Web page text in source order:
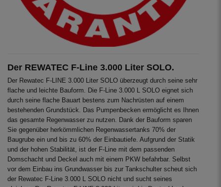
Der REWATEC F-Line 3.000 Liter SOLO.
Der Rewatec F-LINE 3.000 Liter SOLO überzeugt durch seine sehr
flache und leichte Bauform. Die F-Line 3.000 L SOLO eignet sich
durch seine flache Bauart bestens zum Nachrüsten auf einem
bestehenden Grundstück. Das Pumpenbecken ermöglicht es Ihnen
das gesamte Regenwasser zu nutzen. Dank der Bauform sparen
Sie gegenüber herkömmlichen Regenwassertanks 70% der
Baugrube ein und bis zu 60% der Einbautiefe. Aufgrund der Statik
und der hohen Stabilität, ist der F-Line mit dem passenden
Domschacht und Deckel auch mit einem PKW befahrbar. Selbst
vor dem Einbau ins Grundwasser bis zur Tankschulter scheut sich
der Rewatec F-Line 3.000 L SOLO nicht und sucht seines